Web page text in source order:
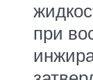
при